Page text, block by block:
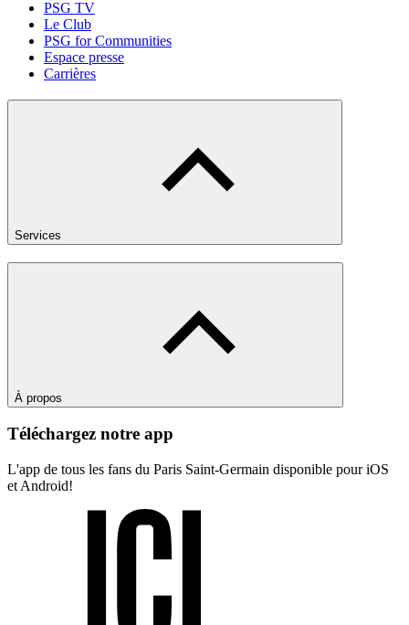
PSG TV
Le Club
PSG for Communities
Espace presse
Carrières
Services
À propos
Téléchargez notre app
L'app de tous les fans du Paris Saint-Germain disponible pour iOS
et Android!